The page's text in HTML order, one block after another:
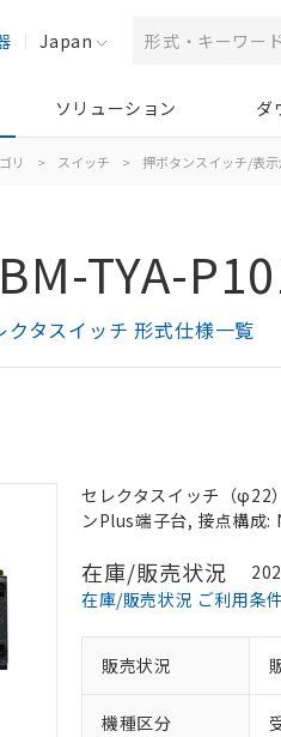
Japan
ソリューション ダ
リ > スイッチ > 押ボタンスイッチ/表示
TYA-
タスイッチ 形式仕様一覧
セレクタスイッチ（φ22
ンPlus端子台, 接点構成
在庫/販売状況
在庫/販売状況 ご利用条件
販売状況
機種区分